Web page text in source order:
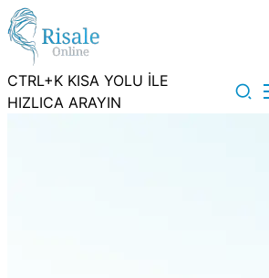
CTRL+K KISA YOLU İLE
HIZLICA ARAYIN